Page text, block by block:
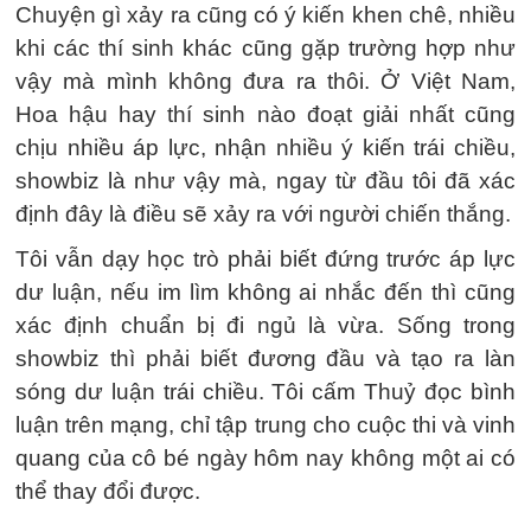
Chuyện gì xảy ra cũng có ý kiến khen chê, nhiều
khi các thí sinh khác cũng gặp trường hợp như
vậy mà mình không đưa ra thôi. Ở Việt Nam,
Hoa hậu hay thí sinh nào đoạt giải nhất cũng
chịu nhiều áp lực, nhận nhiều ý kiến trái chiều,
showbiz là như vậy mà, ngay từ đầu tôi đã xác
định đây là điều sẽ xảy ra với người chiến thắng.
Tôi vẫn dạy học trò phải biết đứng trước áp lực
dư luận, nếu im lìm không ai nhắc đến thì cũng
xác định chuẩn bị đi ngủ là vừa. Sống trong
showbiz thì phải biết đương đầu và tạo ra làn
sóng dư luận trái chiều. Tôi cấm Thuỷ đọc bình
luận trên mạng, chỉ tập trung cho cuộc thi và vinh
quang của cô bé ngày hôm nay không một ai có
thể thay đổi được.